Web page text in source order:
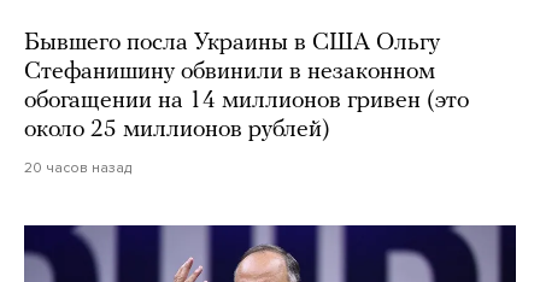
Бывшего посла Украины в США Ольгу
Стефанишину обвинили в незаконном
обогащении на 14 миллионов гривен (это
около 25 миллионов рублей)
20 часов назад